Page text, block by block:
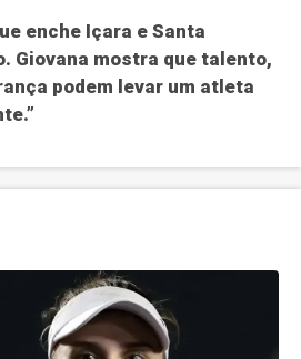
enche Içara e Santa
Giovana mostra que talento,
podem levar um atleta